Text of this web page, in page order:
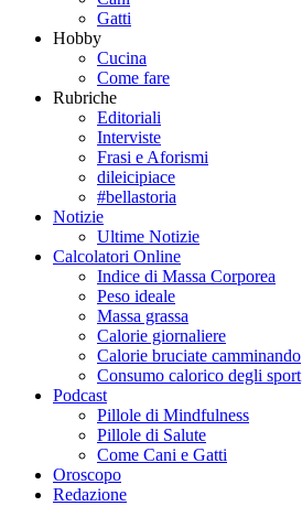
Gatti
Hobby
Cucina
Come fare
Rubriche
Editoriali
Interviste
Frasi e Aforismi
dileicipiace
#bellastoria
Notizie
Ultime Notizie
Calcolatori Online
Indice di Massa Corporea
Peso ideale
Massa grassa
Calorie giornaliere
Calorie bruciate camminando
Consumo calorico degli sport
Podcast
Pillole di Mindfulness
Pillole di Salute
Come Cani e Gatti
Oroscopo
Redazione